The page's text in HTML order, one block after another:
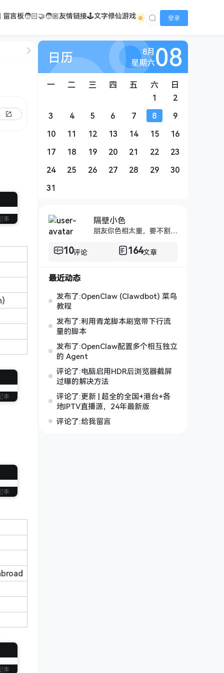
言板🧑🏻‍🤝‍🧑🏼友情链接🕹️文字修仙游戏 登录
事
事
事
事
日历
8月
星期六08
一 二 三 四 五 六
日
1
2
3
4 5 6 7 8
9
10
11 12 13 14 15
16
17
18 19 20 21 22
23
24
25 26 27 28 29
30
31
隔壁小色
朋友你色相太重，要不割了吧！
10评论 164文章
最近动态
发布了:OpenClaw (Clawdbot) 菜鸟
教程
发布了:利用青龙脚本刷宽带下行流
量的脚本
发布了:OpenClaw配置多个相互独立
的 Agent
评论了:电脑启用HDR后浏览器截屏
过曝的解决方法
评论了:更新 | 超全的全国+港台+各
地IPTV直播源，24年最新版
评论了:给我留言